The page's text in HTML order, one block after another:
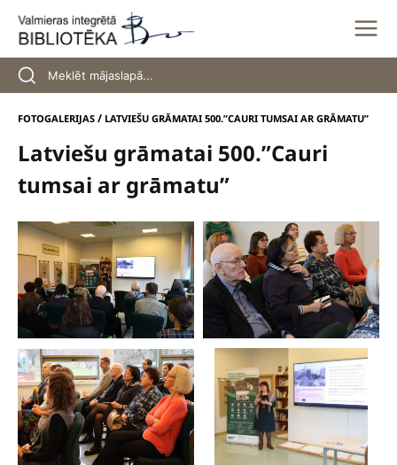
content
FOTOGALERIJAS / LATVIEŠU GRĀMATAI 500.”CAURI TUMSAI AR GRĀMATU”
Latviešu grāmatai 500.”Cauri
tumsai ar grāmatu”